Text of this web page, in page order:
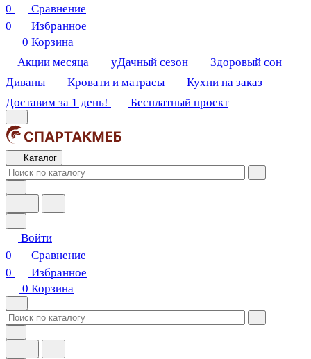
0
Сравнение
0
Избранное
0 Корзина
Акции месяца
уДачный сезон
Здоровый сон
Диваны
Кровати и матрасы
Кухни на заказ
Доставим за 1 день!
Бесплатный проект
Каталог
Войти
0
Сравнение
0
Избранное
0 Корзина